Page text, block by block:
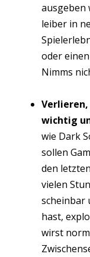
ausgeben
leiber in
oder
Nimms
wichtig
wie Dark
sollen
den
vielen
scheinbar
hast,
wirst